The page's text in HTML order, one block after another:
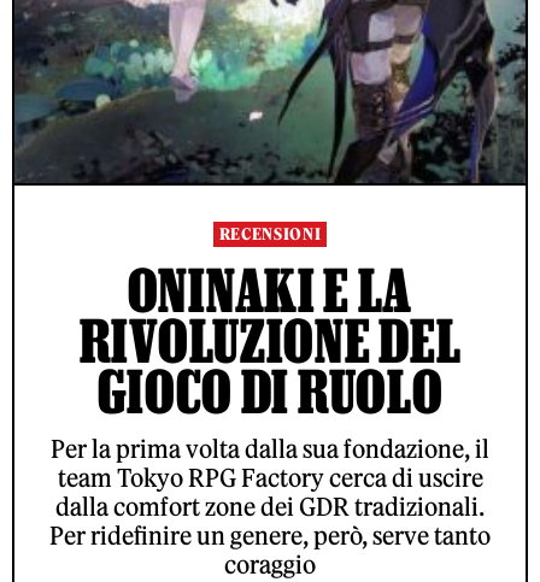
RECENSIONI
ONINAKI E LA
RIVOLUZIONE DEL
GIOCO DI RUOLO
Per la prima volta dalla sua fondazione, il
team Tokyo RPG Factory cerca di uscire
dalla comfort zone dei GDR tradizionali.
Per ridefinire un genere, però, serve tanto
coraggio